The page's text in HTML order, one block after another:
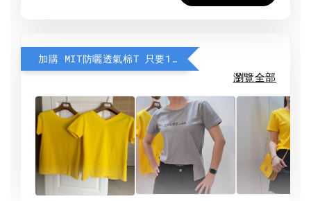
加購 MIT防曬透氣棉T 只要190元
瀏覽全部